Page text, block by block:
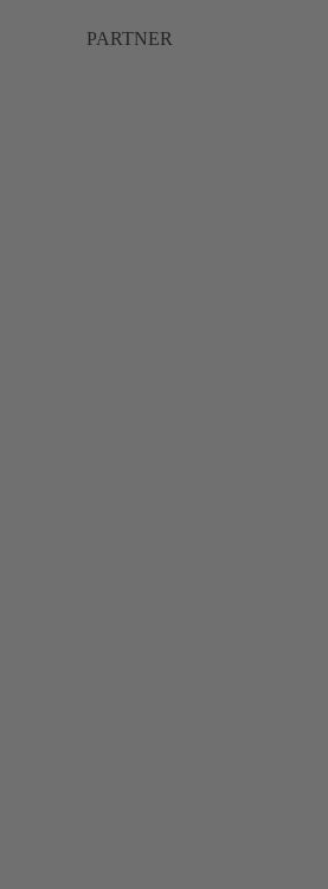
PARTNER